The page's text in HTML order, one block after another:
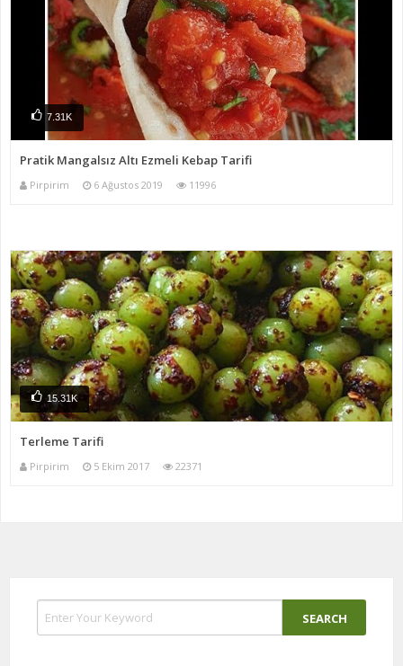
7.31K
Pratik Mangalsız Altı Ezmeli Kebap Tarifi
Pirpirim 6 Ağustos 2019 11996
15.31K
Terleme Tarifi
Pirpirim 5 Ekim 2017 22371